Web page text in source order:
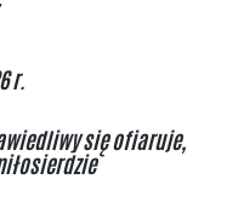
r.
się ofiaruje,